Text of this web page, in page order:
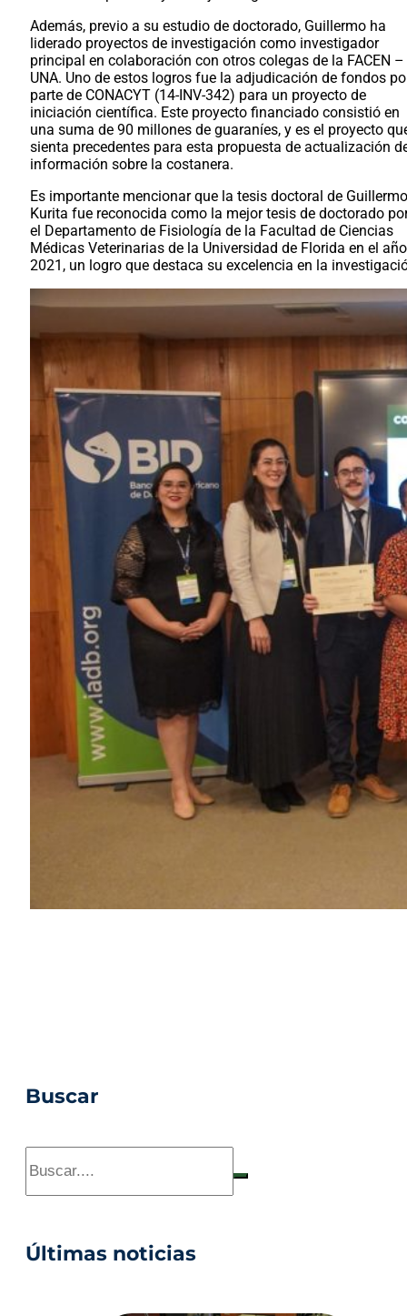
Además, previo a su estudio de doctorado, Guillermo ha
liderado proyectos de investigación como investigador
principal en colaboración con otros colegas de la FACEN –
UNA. Uno de estos logros fue la adjudicación de fondos
parte de CONACYT (14-INV-342) para un proyecto de
iniciación científica. Este proyecto financiado consistió en
una suma de 90 millones de guaraníes, y es el proyecto
sienta precedentes para esta propuesta de actualización
información sobre la costanera.
Es importante mencionar que la tesis doctoral de Guillermo
Kurita fue reconocida como la mejor tesis de doctorado
el Departamento de Fisiología de la Facultad de Ciencias
Médicas Veterinarias de la Universidad de Florida en el año
2021, un logro que destaca su excelencia en la
Buscar
Últimas noticias